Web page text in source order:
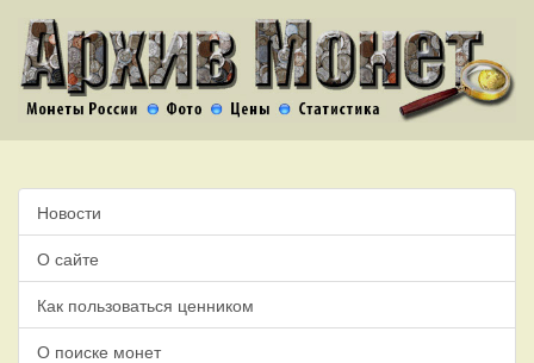
Новости
О сайте
Как пользоваться ценником
О поиске монет